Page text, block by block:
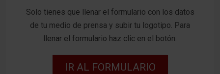
Solo tienes que llenar el formulario con los datos
de tu medio de prensa y subir tu logotipo. Para
llenar el formulario haz clic en el botón.
IR AL FORMULARIO